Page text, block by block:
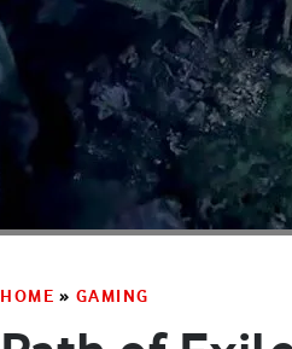
HOME » GAMING